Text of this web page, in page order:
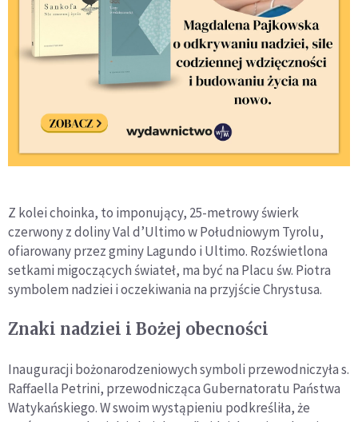
Z kolei choinka, to imponujący, 25-metrowy świerk
czerwony z doliny Val d’Ultimo w Południowym Tyrolu,
ofiarowany przez gminy Lagundo i Ultimo. Rozświetlona
setkami migoczących świateł, ma być na Placu św. Piotra
symbolem nadziei i oczekiwania na przyjście Chrystusa.
Znaki nadziei i Bożej obecności
Inauguracji bożonarodzeniowych symboli przewodniczyła s.
Raffaella Petrini, przewodnicząca Gubernatoratu Państwa
Watykańskiego. W swoim wystąpieniu podkreśliła, że